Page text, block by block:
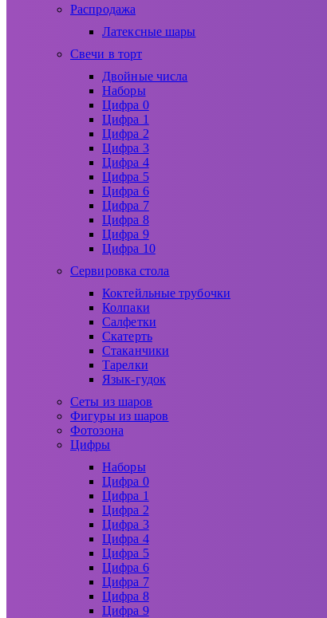
Распродажа
Латексные шары
Свечи в торт
Двойные числа
Наборы
Цифра 0
Цифра 1
Цифра 2
Цифра 3
Цифра 4
Цифра 5
Цифра 6
Цифра 7
Цифра 8
Цифра 9
Цифра 10
Сервировка стола
Коктейльные трубочки
Колпаки
Салфетки
Скатерть
Стаканчики
Тарелки
Язык-гудок
Сеты из шаров
Фигуры из шаров
Фотозона
Цифры
Наборы
Цифра 0
Цифра 1
Цифра 2
Цифра 3
Цифра 4
Цифра 5
Цифра 6
Цифра 7
Цифра 8
Цифра 9